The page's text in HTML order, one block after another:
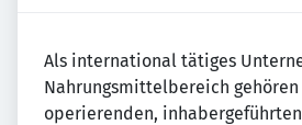
Als international tätiges
Nahrungsmittelbereich
operierenden,